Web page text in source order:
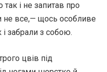
і не запитав про
не все,— щось особливе
забрали з собою.
цвів під